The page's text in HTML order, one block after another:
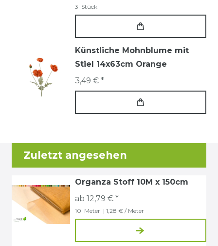
3 Stück
Künstliche Mohnblume mit
Stiel 14x63cm Orange
3,49 € *
Zuletzt angesehen
Organza Stoff 10M x 150cm
ab 12,79 € *
10 Meter | 1,28 € / Meter